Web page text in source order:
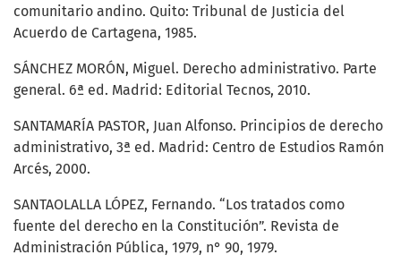
comunitario andino. Quito: Tribunal de Justicia del
Acuerdo de Cartagena, 1985.
SÁNCHEZ MORÓN, Miguel. Derecho administrativo. Parte
general. 6ª ed. Madrid: Editorial Tecnos, 2010.
SANTAMARÍA PASTOR, Juan Alfonso. Principios de derecho
administrativo, 3ª ed. Madrid: Centro de Estudios Ramón
Arcés, 2000.
SANTAOLALLA LÓPEZ, Fernando. “Los tratados como
fuente del derecho en la Constitución”. Revista de
Administración Pública, 1979, n° 90, 1979.